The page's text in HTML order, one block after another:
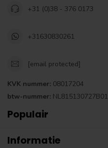
+31 (0)38 - 376 0173
+31630830261
[email protected]
KVK nummer: 08017204
btw-nummer: NL815130727B01
Populair
Informatie